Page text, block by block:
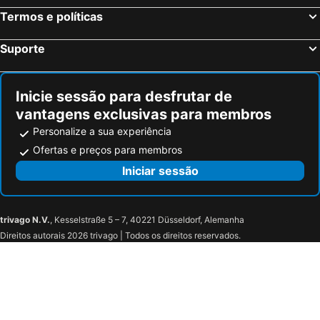
Termos e políticas
Suporte
Inicie sessão para desfrutar de
vantagens exclusivas para membros
Personalize a sua experiência
Ofertas e preços para membros
Iniciar sessão
trivago N.V., Kesselstraße 5 – 7, 40221 Düsseldorf, Alemanha
Direitos autorais 2026 trivago | Todos os direitos reservados.